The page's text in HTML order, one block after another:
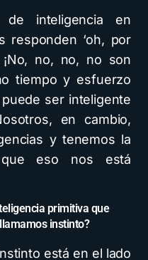
de inteligencia en
responden ‘oh, por
¡No, no, no, no son
tiempo y esfuerzo
ser inteligente
en cambio,
y tenemos la
que eso nos está
primitiva que
instinto?
está en el lado